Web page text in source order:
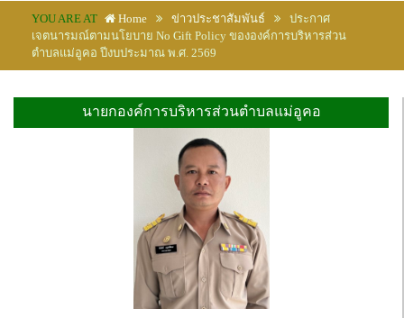
YOU ARE AT Home ข่าวประชาสัมพันธ์
ประกาศ
เจตนารมณ์ตามนโยบาย No Gift Policy ขององค์การบริหารส่วน
ตำบลแม่อูคอ ปีงบประมาณ พ.ศ. 2569
นายกองค์การบริหารส่วนตำบลแม่อูคอ